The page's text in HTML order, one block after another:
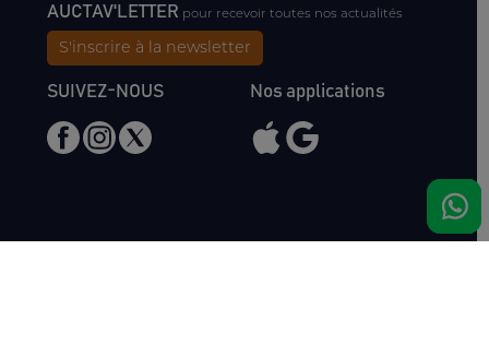
AUCTAV'LETTER pour recevoir toutes nos actualités
S'inscrire à la newsletter
SUIVEZ-NOUS Nos applications